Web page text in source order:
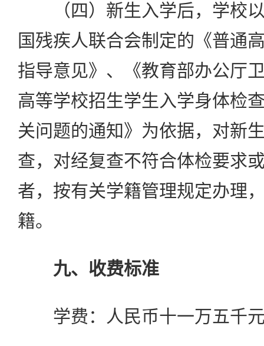
（四）新生入学后，学校以
国残疾人联合会制定的《普通
指导意见》、《教育部办公厅
高等学校招生学生入学身体检
关问题的通知》为依据，对新
查，对经复查不符合体检要求
者，按有关学籍管理规定办理
籍。
九、收费标准
学费：人民币十一万五千元